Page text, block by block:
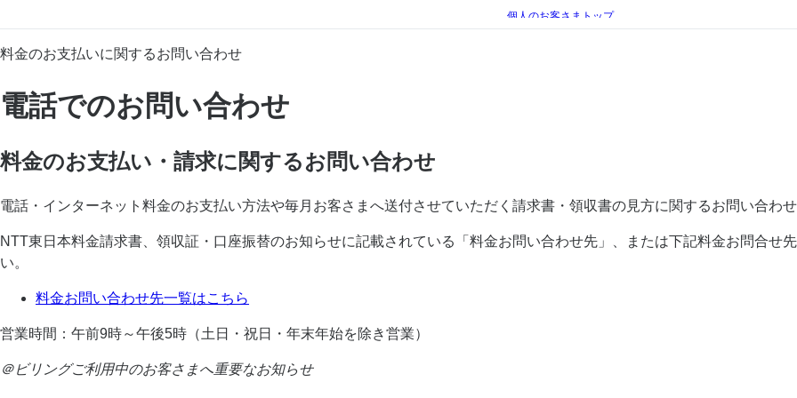
個人のお客さまトップ
手続き（移転、変更）
料金のお支払いに関するお問い合わせ
電話でのお問い合わせ
料金のお支払い・請求に関するお問い合わせ
電話・インターネット料金のお支払い方法や毎月お客さまへ送付させていただく請求書・領収書の見方に関するお問い合わ
NTT東日本料金請求書、領収証・口座振替のお知らせに記載されている「料金お問い合わせ先」、または下記料金お問合せ
い。
料金お問い合わせ先一覧はこちら
営業時間：午前9時～午後5時（土日・祝日・年末年始を除き営業）
＠ビリングご利用中のお客さまへ重要なお知らせ